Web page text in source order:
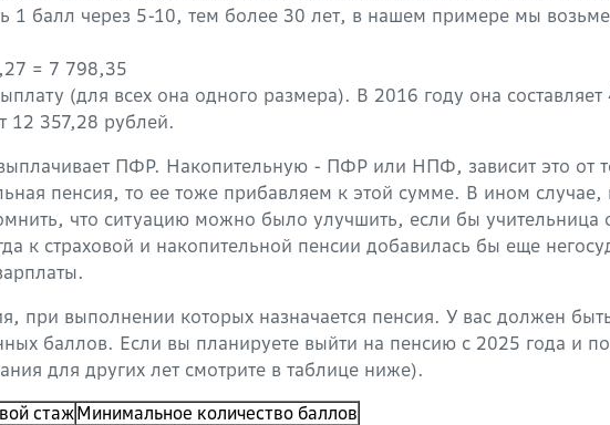
1 балл через 5-10, тем более 30 лет, в нашем примере мы
= 7 798,35
(для всех она одного размера). В 2016 году она
12 357,28 рублей.
ПФР. Накопительную - ПФР или НПФ, зависит это от
пенсия, то ее тоже прибавляем к этой сумме. В ином
что ситуацию можно было улучшить, если бы
к страховой и накопительной пенсии добавилась бы еще
при выполнении которых назначается пенсия. У вас должен
баллов. Если вы планируете выйти на пенсию с 2025 года и
для других лет смотрите в таблице ниже).
стажМинимальное количество баллов